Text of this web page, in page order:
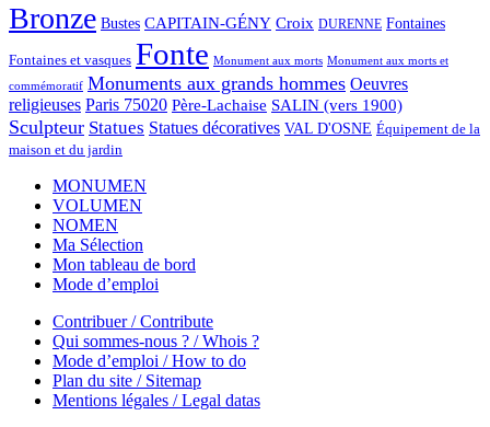
Bronze Bustes CAPITAIN-GÉNY Croix DURENNE Fontaines
Fontaines et vasques Fonte Monument aux morts Monument aux morts et
commémoratif Monuments aux grands hommes Oeuvres
religieuses Paris 75020 Père-Lachaise SALIN (vers 1900)
Sculpteur Statues Statues décoratives VAL D'OSNE Équipement de la
maison et du jardin
MONUMEN
VOLUMEN
NOMEN
Ma Sélection
Mon tableau de bord
Mode d’emploi
Contribuer / Contribute
Qui sommes-nous ? / Whois ?
Mode d’emploi / How to do
Plan du site / Sitemap
Mentions légales / Legal datas